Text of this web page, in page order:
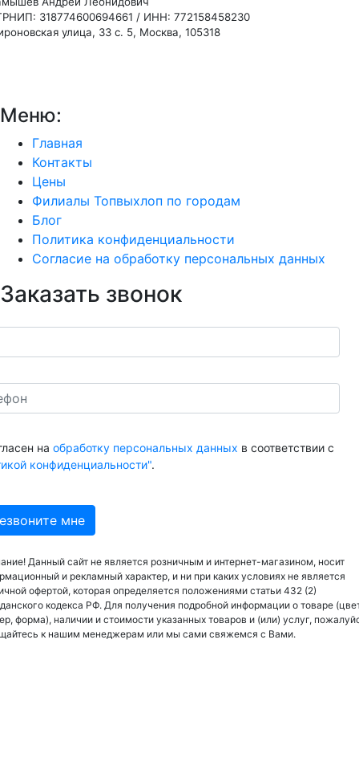
318774600694661 / ИНН: 772158458230
улица, 33 с. 5, Москва, 105318
Меню:
Главная
Контакты
Цены
Филиалы Топвыхлоп по городам
Блог
Политика конфиденциальности
Согласие на обработку персональных данных
Заказать звонок
на обработку персональных данных в соответствии с
конфиденциальности".
Данный сайт не является розничным и интернет-магазином, носит
и рекламный характер, и ни при каких условиях не является
офертой, которая определяется положениями статьи 432 (2)
кодекса РФ. Для получения подробной информации о товаре
форма), наличии и стоимости указанных товаров и (или) услуг,
к нашим менеджерам или мы сами свяжемся с Вами.